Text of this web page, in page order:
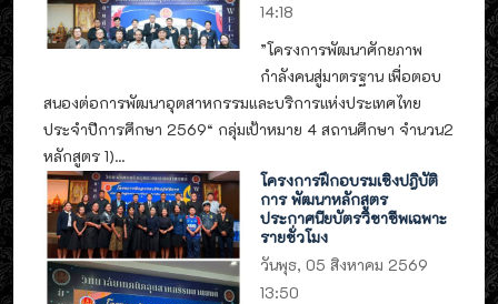
14:18
”โครงการพัฒนาศักยภาพ
กำลังคนสู่มาตรฐาน เพื่อตอบ
สนองต่อการพัฒนาอุตสาหกรรมและบริการแห่งประเทศไทย
ประจำปีการศึกษา 2569“ กลุ่มเป้าหมาย 4 สถานศึกษา จำนวน2
หลักสูตร 1)...
โครงการฝึกอบรมเชิงปฎิบัติ
การ พัฒนาหลักสูตร
ประกาศนียบัตรวิชาชีพเฉพาะ
รายชั่วโมง
วันพุธ, 05 สิงหาคม 2569
13:50